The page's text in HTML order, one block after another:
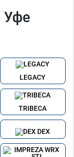
Уфе
LEGACY
TRIBECA
DEX